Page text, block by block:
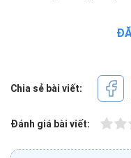
Chia sẻ bài viết:
Đánh giá bài viết: